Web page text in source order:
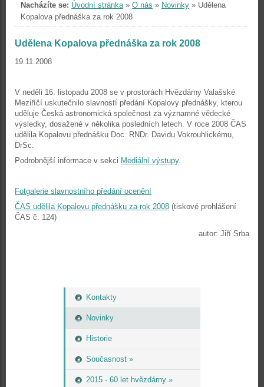
Kontakty
Novinky
Historie
Současnost »
2015 - 60 let hvězdárny »
Nacházíte se: Úvodní stránka» O nás » Novinky » Udělena
Kopalova přednáška za rok 2008
Udělena Kopalova přednáška za rok 2008
19.11.2008
V neděli 16. listopadu 2008 se v prostorách Hvězdárny Valašské
Meziříčí uskutečnilo slavností předání Kopalovy přednášky, kterou
uděluje Česká astronomická společnost za významné vědecké
výsledky, dosažené v několika posledních letech. V roce 2008 ČAS
udělila Kopalovu přednášku Doc. RNDr. Davidu Vokrouhlickému,
DrSc.
Podrobnější informace v sekci Mediální výstupy.
Fotgalerie slavnostního předání ocenění
ČAS udělila Kopalovu přednášku za rok 2008 (tiskové prohlášení
ČAS č. 124)
autor: Jiří Srba